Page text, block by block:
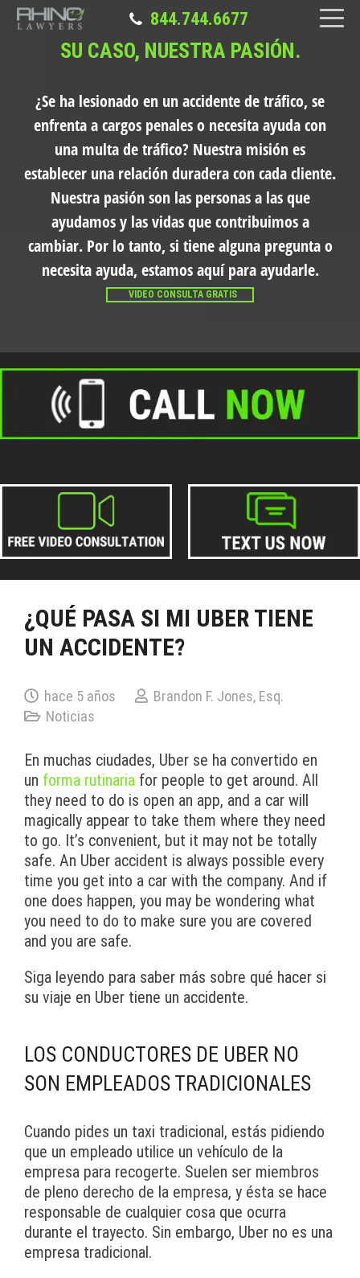
844.744.6677
SU CASO, NUESTRA PASIÓN.
¿Se ha lesionado en un accidente de tráfico, se
enfrenta a cargos penales o necesita ayuda con
una multa de tráfico? Nuestra misión es
establecer una relación duradera con cada cliente.
Nuestra pasión son las personas a las que
ayudamos y las vidas que contribuimos a
cambiar. Por lo tanto, si tiene alguna pregunta o
necesita ayuda, estamos aquí para ayudarle.
VIDEO CONSULTA GRATIS
¿QUÉ PASA SI MI UBER TIENE
UN ACCIDENTE?
hace 5 años
Brandon F. Jones, Esq.
Noticias
En muchas ciudades, Uber se ha convertido en
un forma rutinaria for people to get around. All
they need to do is open an app, and a car will
magically appear to take them where they need
to go. It’s convenient, but it may not be totally
safe. An Uber accident is always possible every
time you get into a car with the company. And if
one does happen, you may be wondering what
you need to do to make sure you are covered
and you are safe.
Siga leyendo para saber más sobre qué hacer si
su viaje en Uber tiene un accidente.
LOS CONDUCTORES DE UBER NO
SON EMPLEADOS TRADICIONALES
Cuando pides un taxi tradicional, estás pidiendo
que un empleado utilice un vehículo de la
empresa para recogerte. Suelen ser miembros
de pleno derecho de la empresa, y ésta se hace
responsable de cualquier cosa que ocurra
durante el trayecto. Sin embargo, Uber no es una
empresa tradicional.